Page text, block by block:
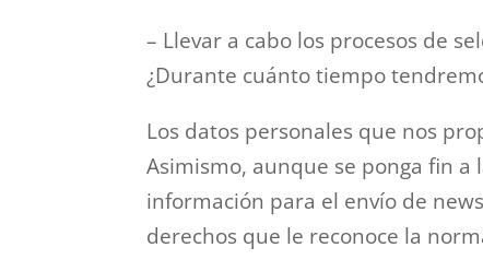
– Llevar a cabo los procesos de
¿Durante cuánto tiempo
Los datos personales que nos
Asimismo, aunque se ponga fin a
información para el envío de
derechos que le reconoce la